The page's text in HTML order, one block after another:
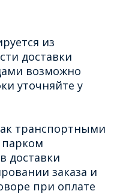
из
доставки
возможно
уточняйте у
транспортными
доставки
заказа и
при оплате